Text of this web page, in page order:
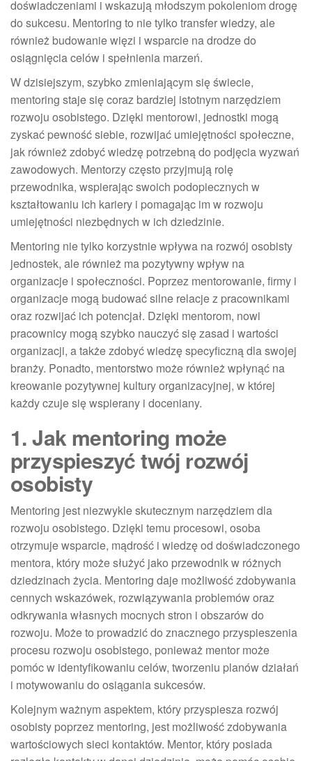
doświadczeniami i wskazują młodszym pokoleniom drogę
do sukcesu. Mentoring to nie tylko transfer wiedzy, ale
również budowanie więzi i wsparcie na drodze do
osiągnięcia celów i spełnienia marzeń.
W dzisiejszym, szybko zmieniającym się świecie,
mentoring staje się coraz bardziej istotnym narzędziem
rozwoju osobistego. Dzięki mentorowi, jednostki mogą
zyskać pewność siebie, rozwijać umiejętności społeczne,
jak również zdobyć wiedzę potrzebną do podjęcia wyzwań
zawodowych. Mentorzy często przyjmują rolę
przewodnika, wspierając swoich podopiecznych w
kształtowaniu ich kariery i pomagając im w rozwoju
umiejętności niezbędnych w ich dziedzinie.
Mentoring nie tylko korzystnie wpływa na rozwój osobisty
jednostek, ale również ma pozytywny wpływ na
organizacje i społeczności. Poprzez mentorowanie, firmy i
organizacje mogą budować silne relacje z pracownikami
oraz rozwijać ich potencjał. Dzięki mentorom, nowi
pracownicy mogą szybko nauczyć się zasad i wartości
organizacji, a także zdobyć wiedzę specyficzną dla swojej
branży. Ponadto, mentorstwo może również wpłynąć na
kreowanie pozytywnej kultury organizacyjnej, w której
każdy czuje się wspierany i doceniany.
1. Jak mentoring może
przyspieszyć twój rozwój
osobisty
Mentoring jest niezwykle skutecznym narzędziem dla
rozwoju osobistego. Dzięki temu procesowi, osoba
otrzymuje wsparcie, mądrość i wiedzę od doświadczonego
mentora, który może służyć jako przewodnik w różnych
dziedzinach życia. Mentoring daje możliwość zdobywania
cennych wskazówek, rozwiązywania problemów oraz
odkrywania własnych mocnych stron i obszarów do
rozwoju. Może to prowadzić do znacznego przyspieszenia
procesu rozwoju osobistego, ponieważ mentor może
pomóc w identyfikowaniu celów, tworzeniu planów działań
i motywowaniu do osiągania sukcesów.
Kolejnym ważnym aspektem, który przyspiesza rozwój
osobisty poprzez mentoring, jest możliwość zdobywania
wartościowych sieci kontaktów. Mentor, który posiada